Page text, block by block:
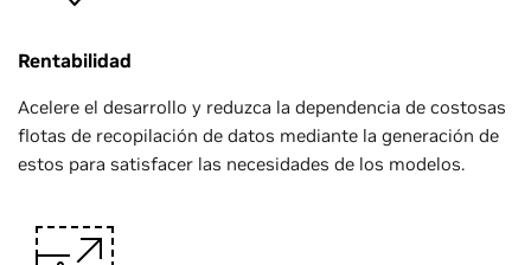
Rentabilidad
Acelere el desarrollo y reduzca la dependencia de costosas
flotas de recopilación de datos mediante la generación de
estos para satisfacer las necesidades de los modelos.